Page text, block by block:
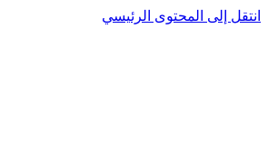
انتقل إلى المحتوى الرئيسي